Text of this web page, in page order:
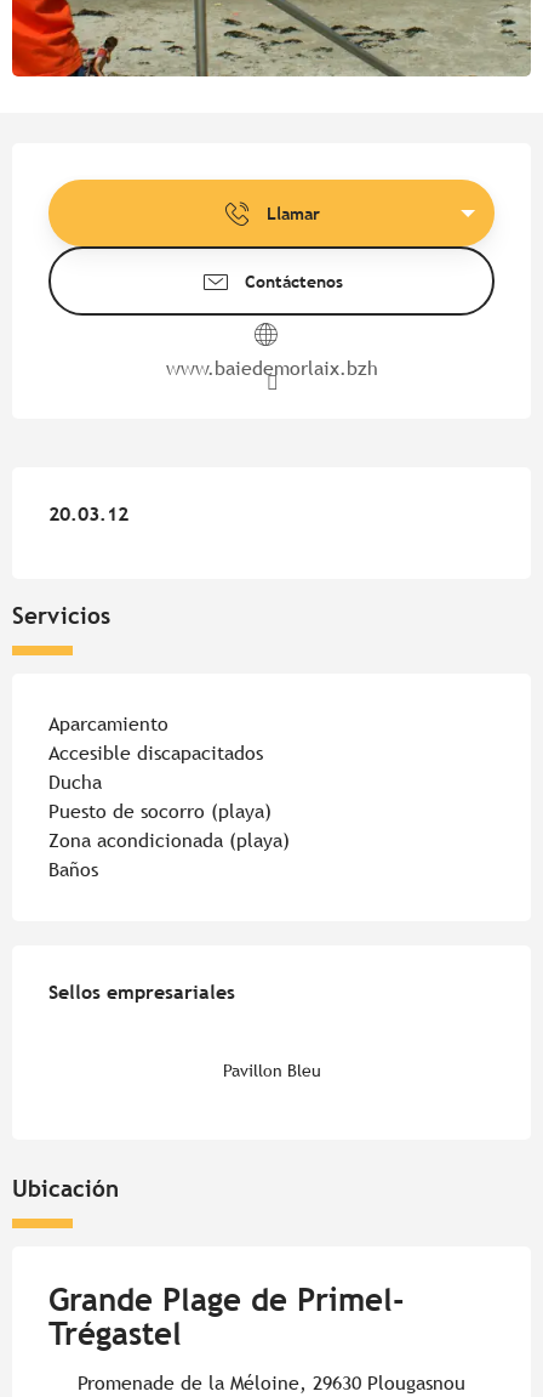
Llamar
Contáctenos
www.baiedemorlaix.bzh
20.03.12
20.03.12
Servicios
Aparcamiento
Accesible discapacitados
Ducha
Puesto de socorro (playa)
Zona acondicionada (playa)
Baños
Sellos empresariales
Sellos empresariales
Pavillon Bleu
Ubicación
Grande Plage de Primel-
Trégastel
Promenade de la Méloine, 29630 Plougasnou